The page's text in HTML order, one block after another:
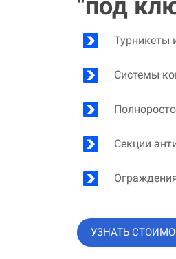
"под
Турникеты
Системы
Секции
УЗНАТЬ